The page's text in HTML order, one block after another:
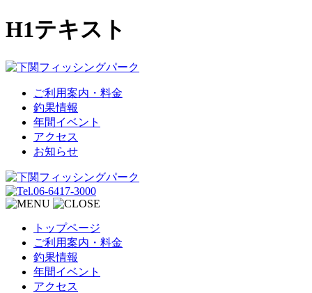
H1テキスト
ご利用案内・料金
釣果情報
年間イベント
アクセス
お知らせ
トップページ
ご利用案内・料金
釣果情報
年間イベント
アクセス